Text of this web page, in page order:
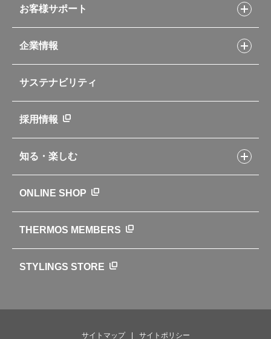
ソフトクーラー・バッグ
自転車専用ボトル
アパレル小物
新製品一覧
カタログ
スープジャーレシピ
イージースモーカーレシピ
レシピ本のご紹介
お客様サポート
交換用部品の購入方法
部品の種類や販売状況を調べる
よくあるご質問・お問い合わせ
企業情報
企業理念
会社概要
ニュース
世界のサーモス
サーモスの歴史
サステナビリティ
採用情報
知る・楽しむ
クラブサーモス
WEBマガジン
お弁当にエールを込めて
ONLINE SHOP
THERMOS MEMBERS
STYLINGS STORE
サイトマップ サイトポリシー